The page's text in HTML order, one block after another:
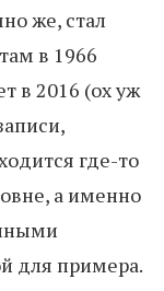
же, стал
в 1966
в 2016 (ох уж
где-то
а именно
для примера.